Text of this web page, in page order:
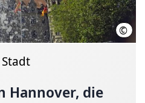
©
Hannover, die